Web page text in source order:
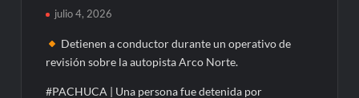
julio 4, 2026
Detienen a conductor durante un operativo de
revisión sobre la autopista Arco Norte.
#PACHUCA | Una persona fue detenida por